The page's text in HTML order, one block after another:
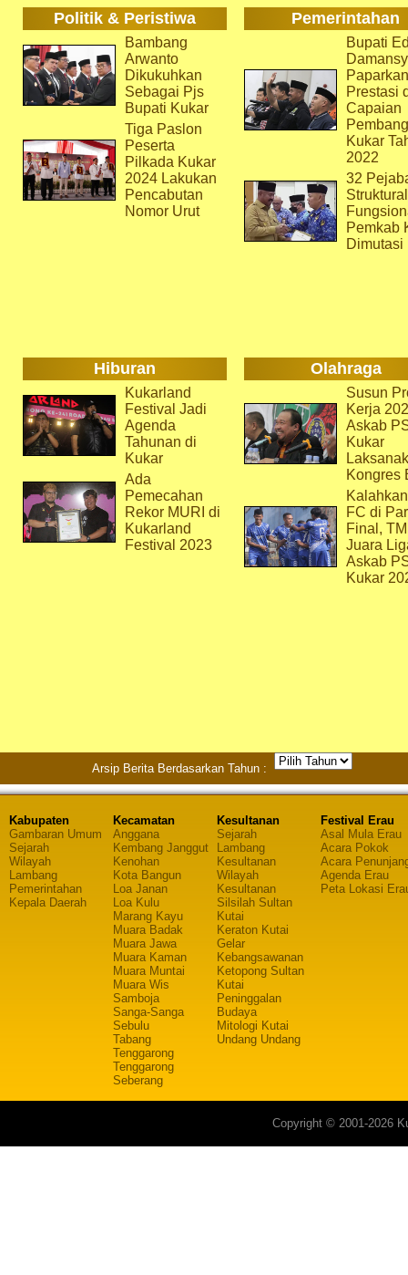
Politik & Peristiwa Pemerintahan
Bambang
Arwanto
Dikukuhkan
Sebagai Pjs
Bupati Kukar
Tiga Paslon
Peserta
Pilkada Kukar
2024 Lakukan
Pencabutan
Nomor Urut
Bupati
Paparkan
Prestasi
Capaian
Kukar
2022
32
Pemkab
Dimutasi
Hiburan Olahraga
Kukarland
Festival Jadi
Agenda
Tahunan di
Kukar
Ada
Pemecahan
Rekor MURI di
Kukarland
Festival 2023
Susun
Kerja
Askab
Kukar
Kongres
FC di
Final,
Juara
Askab
Kukar
Arsip Berita Berdasarkan Tahun :
Kabupaten
Gambaran Umum
Sejarah
Wilayah
Lambang
Pemerintahan
Kepala Daerah
Kecamatan
Anggana
Kembang Janggut
Kenohan
Kota Bangun
Loa Janan
Loa Kulu
Marang Kayu
Muara Badak
Muara Jawa
Muara Kaman
Muara Muntai
Muara Wis
Samboja
Sanga-Sanga
Sebulu
Tabang
Tenggarong
Tenggarong
Seberang
Kesultanan
Sejarah
Lambang
Kesultanan
Wilayah
Kesultanan
Silsilah Sultan
Kutai
Keraton Kutai
Gelar
Kebangsawanan
Ketopong Sultan
Kutai
Peninggalan
Budaya
Mitologi Kutai
Undang Undang
Festival Erau
Asal Mula Erau
Acara Pokok
Acara
Agenda Erau
Peta Lokasi
Copyright © 2001-2026